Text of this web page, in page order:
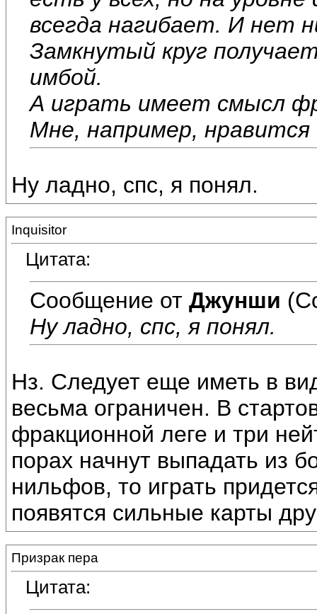
всегда нагибает. И нет
Замкнутый круг
имбой.
А играть имеет смысл
Мне, например, нравится
Ну ладно, спс, я понял.
Inquisitor
Цитата:
Сообщение от Джунши
Ну ладно, спс, я понял.
Нз. Следует еще иметь в
весьма ограничен. В
фракционной леге и три
порах начнут выпадать из
нильфов, то играть
появятся сильные карты
Призрак пера
Цитата: